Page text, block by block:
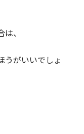
、
うがいいでしょ